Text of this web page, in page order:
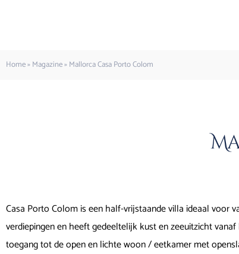
Home»Magazine»Mallorca Casa Porto Colom
Casa Porto Colom is een half-vrijstaande villa ideaal voor
verdiepingen en heeft gedeeltelijk kust en zeeuitzicht
toegang tot de open en lichte woon / eetkamer met